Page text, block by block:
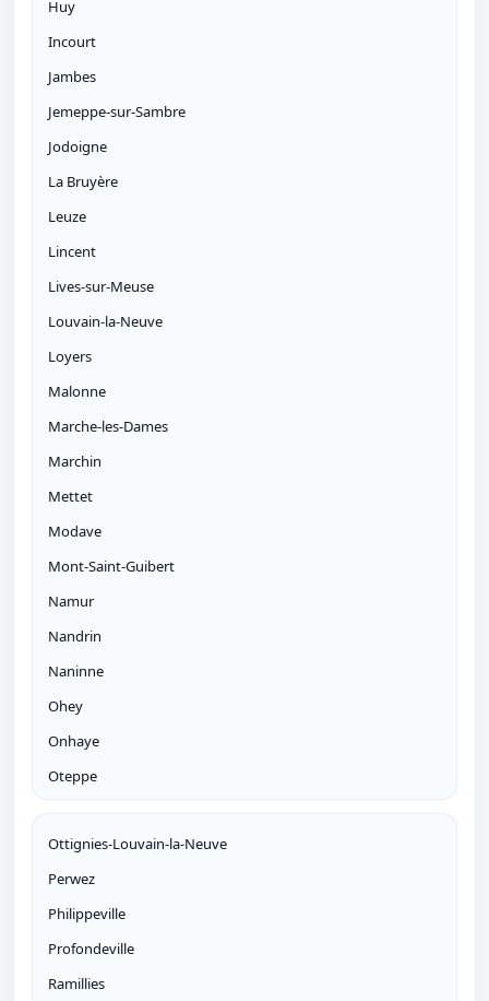
Huy
Incourt
Jambes
Jemeppe-sur-Sambre
Jodoigne
La Bruyère
Leuze
Lincent
Lives-sur-Meuse
Louvain-la-Neuve
Loyers
Malonne
Marche-les-Dames
Marchin
Mettet
Modave
Mont-Saint-Guibert
Namur
Nandrin
Naninne
Ohey
Onhaye
Oteppe
Ottignies-Louvain-la-Neuve
Perwez
Philippeville
Profondeville
Ramillies